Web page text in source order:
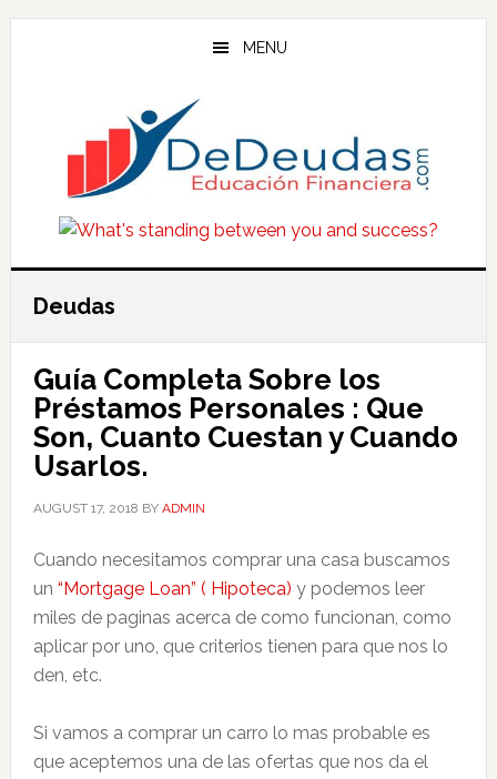
Skip
Skip
Skip
MENU
Deudas
Guía Completa Sobre los
Préstamos Personales : Que
Son, Cuanto Cuestan y Cuando
Usarlos.
AUGUST 17, 2018 BY ADMIN
Cuando necesitamos comprar una casa buscamos
un “Mortgage Loan” ( Hipoteca) y podemos leer
miles de paginas acerca de como funcionan, como
aplicar por uno, que criterios tienen para que nos lo
den, etc.
Si vamos a comprar un carro lo mas probable es
que aceptemos una de las ofertas que nos da el